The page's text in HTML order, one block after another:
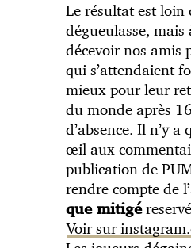
Le résultat est loin
dégueulasse, mais
décevoir nos amis
qui s’attendaient
mieux pour leur
du monde après
d’absence. Il n’y a
œil aux
publication de
rendre compte de
que mitigé
Voir sur